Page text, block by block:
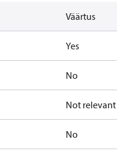
Väärtus
Yes
No
Not
No